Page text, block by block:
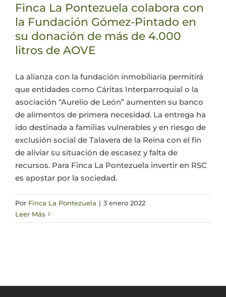
Contacto
Mi cuenta
Finca La Pontezuela colabora con
la Fundación Gómez-Pintado en
su donación de más de 4.000
litros de AOVE
La alianza con la fundación inmobiliaria permitirá
que entidades como Cáritas Interparroquial o la
asociación “Aurelio de León” aumenten su banco
de alimentos de primera necesidad. La entrega ha
ido destinada a familias vulnerables y en riesgo de
exclusión social de Talavera de la Reina con el fin
de aliviar su situación de escasez y falta de
recursos. Para Finca La Pontezuela invertir en RSC
es apostar por la sociedad.
Por Finca La Pontezuela | 3 enero 2022
Leer Más